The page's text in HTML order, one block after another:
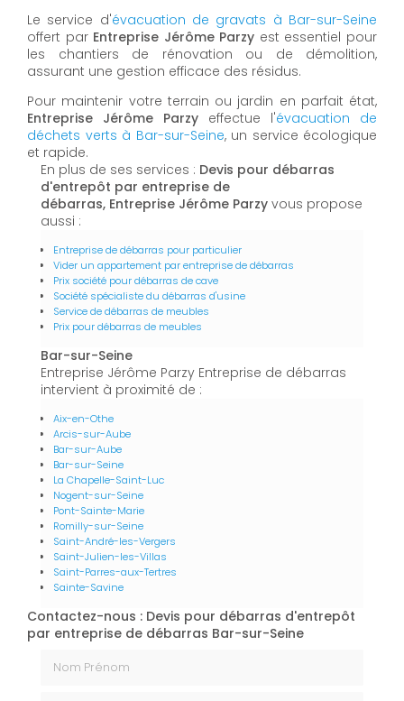
Le service d'évacuation de gravats à Bar-sur-Seine
offert par Entreprise Jérôme Parzy est essentiel pour
les chantiers de rénovation ou de démolition,
assurant une gestion efficace des résidus.
Pour maintenir votre terrain ou jardin en parfait état,
Entreprise Jérôme Parzy effectue l'évacuation de
déchets verts à Bar-sur-Seine, un service écologique
et rapide.
En plus de ses services : Devis pour débarras
d'entrepôt par entreprise de
débarras, Entreprise Jérôme Parzy vous propose
aussi :
Entreprise de débarras pour particulier
Vider un appartement par entreprise de débarras
Prix société pour débarras de cave
Société spécialiste du débarras d'usine
Service de débarras de meubles
Prix pour débarras de meubles
Bar-sur-Seine
Entreprise Jérôme Parzy Entreprise de débarras
intervient à proximité de :
Aix-en-Othe
Arcis-sur-Aube
Bar-sur-Aube
Bar-sur-Seine
La Chapelle-Saint-Luc
Nogent-sur-Seine
Pont-Sainte-Marie
Romilly-sur-Seine
Saint-André-les-Vergers
Saint-Julien-les-Villas
Saint-Parres-aux-Tertres
Sainte-Savine
Contactez-nous : Devis pour débarras d'entrepôt
par entreprise de débarras Bar-sur-Seine